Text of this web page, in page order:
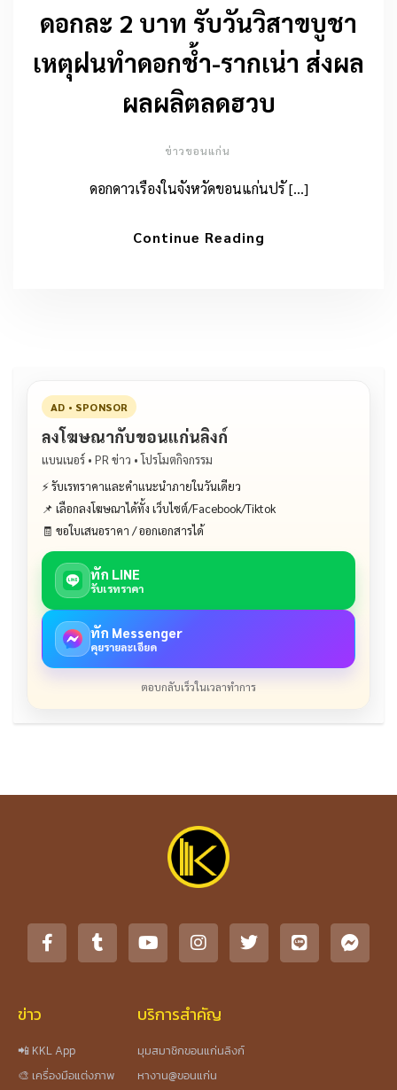
ดอกละ 2 บาท รับวันวิสาขบูชา
เหตุฝนทำดอกช้ำ-รากเน่า ส่งผล
ผลผลิตลดฮวบ
ข่าวขอนแก่น
ดอกดาวเรืองในจังหวัดขอนแก่นปรั […]
Continue Reading
AD • SPONSOR
ลงโฆษณากับขอนแก่นลิงก์
แบนเนอร์ • PR ข่าว • โปรโมตกิจกรรม
⚡ รับเรทราคาและคำแนะนำภายในวันเดียว
📌 เลือกลงโฆษณาได้ทั้ง เว็บไซต์/Facebook/Tiktok
🧾 ขอใบเสนอราคา / ออกเอกสารได้
ทัก LINE
รับเรทราคา
ทัก Messenger
คุยรายละเอียด
ตอบกลับเร็วในเวลาทำการ
ข่าว
📲 KKL App
🎨 เครื่องมือแต่งภาพ
บริการสำคัญ
มุมสมาชิกขอนแก่นลิงก์
หางาน@ขอนแก่น